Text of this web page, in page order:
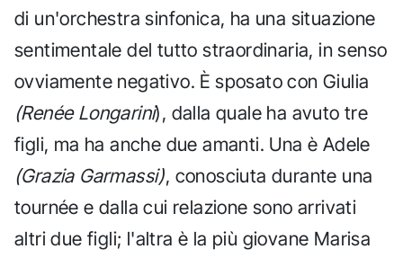
di un'orchestra sinfonica, ha una situazione
sentimentale del tutto straordinaria, in senso
ovviamente negativo. È sposato con Giulia
(Renée Longarini), dalla quale ha avuto tre
figli, ma ha anche due amanti. Una è Adele
(Grazia Garmassi), conosciuta durante una
tournée e dalla cui relazione sono arrivati
altri due figli; l'altra è la più giovane Marisa